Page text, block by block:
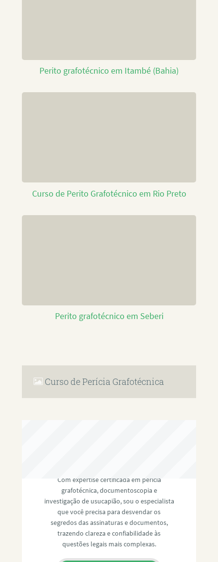
Perito grafotécnico em Itambé (Bahia)
Curso de Perito Grafotécnico em Rio Preto
Perito grafotécnico em Seberi
Curso de Perícia Grafotécnica
Com expertise certificada em perícia
grafotécnica, documentoscopia e
investigação de usucapião, sou o especialista
que você precisa para desvendar os
segredos das assinaturas e documentos,
trazendo clareza e confiabilidade às
questões legais mais complexas.